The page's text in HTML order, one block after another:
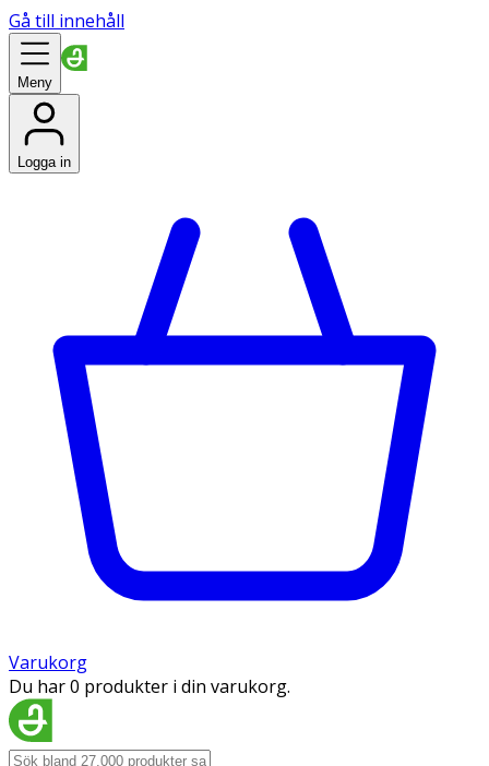
Gå till innehåll
Meny
Logga in
Varukorg
Du har 0 produkter i din varukorg.